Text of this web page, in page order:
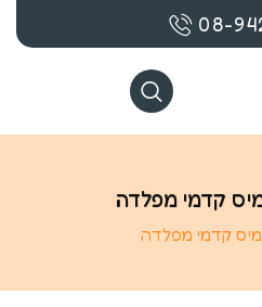
08-